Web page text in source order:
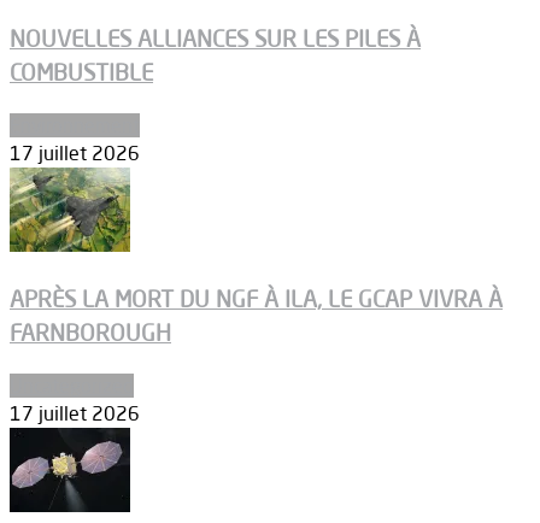
NOUVELLES ALLIANCES SUR LES PILES À
COMBUSTIBLE
17 juillet 2026
APRÈS LA MORT DU NGF À ILA, LE GCAP VIVRA À
FARNBOROUGH
17 juillet 2026